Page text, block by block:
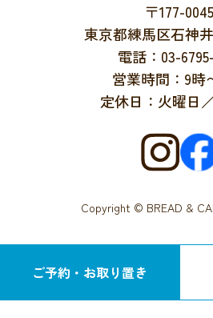
ご予約・お取り置き
〒177-0045
東京都練馬区石神
電話：03-
営業時間：9時
定休日：火曜日
Copyright © BREAD &